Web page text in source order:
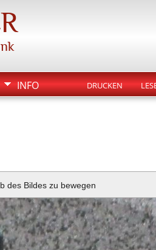
INFO DRUCKEN